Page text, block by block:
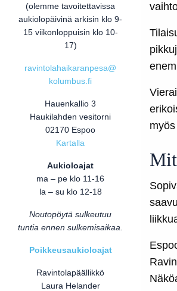
(olemme tavoitettavissa
aukiolopäivinä arkisin klo 9-
15 viikonloppuisin klo 10-
17)
ravintolahaikaranpesa@
kolumbus.fi
Hauenkallio 3
Haukilahden vesitorni
02170 Espoo
Kartalla
Aukioloajat
ma – pe klo 11-16
la – su klo 12-18
Noutopöytä sulkeutuu
tuntia ennen sulkemisaikaa.
Poikkeusaukioloajat
Ravintolapäällikkö
Laura Helander